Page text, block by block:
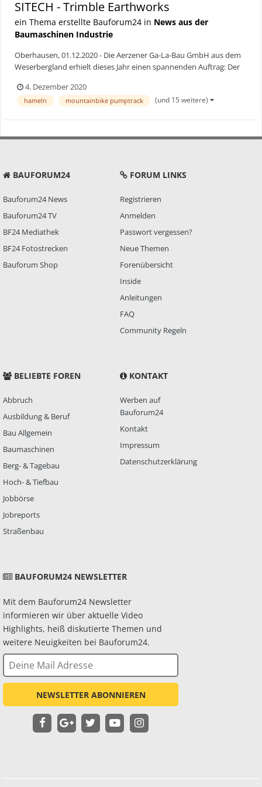
SITECH - Trimble Earthworks
ein Thema erstellte Bauforum24 in News aus der
Baumaschinen Industrie
Oberhausen, 01.12.2020 - Die Aerzener Ga-La-Bau GmbH aus dem
Weserbergland erhielt dieses Jahr einen spannenden Auftrag: Der
Pumptrack direkt am neuen Outlet in Hameln. Hier können
Kunden Ihre Mountainbikes direkt testen, für Anfänger finden h...
4. Dezember 2020
hameln mountainbike pumptrack (und 15 weitere)
BAUFORUM24
Bauforum24 News
Bauforum24 TV
BF24 Mediathek
BF24 Fotostrecken
Bauforum Shop
FORUM LINKS
Registrieren
Anmelden
Passwort vergessen?
Neue Themen
Forenübersicht
Inside
Anleitungen
FAQ
Community Regeln
BELIEBTE FOREN
Abbruch
Ausbildung & Beruf
Bau Allgemein
Baumaschinen
Berg- & Tagebau
Hoch- & Tiefbau
Jobbörse
Jobreports
Straßenbau
KONTAKT
Werben auf
Bauforum24
Kontakt
Impressum
Datenschutzerklärung
BAUFORUM24 NEWSLETTER
Mit dem Bauforum24 Newsletter
informieren wir über aktuelle Video
Highlights, heiß diskutierte Themen und
weitere Neuigkeiten bei Bauforum24.
NEWSLETTER ABONNIEREN